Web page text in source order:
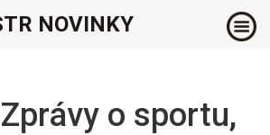
NOVINKY
o sportu,